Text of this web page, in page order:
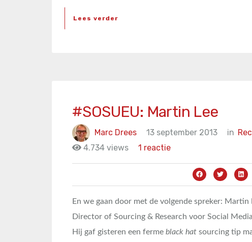
Lees verder
#SOSUEU: Martin Lee
Marc Drees 13 september 2013 in
4.734 views
1 reactie
En we gaan door met de volgende spreker: Martin
Director of Sourcing & Research voor Social
Hij gaf gisteren een ferme black hat sourcing tip